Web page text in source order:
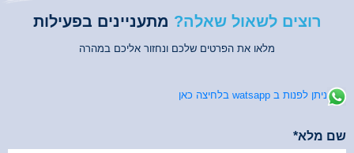
רוצים לשאול שאלה? מתעניינים בפעילות
מלאו את הפרטים שלכם ונחזור אליכם במהרה
ניתן לפנות ב watsapp בלחיצה כאן
שם מלא*